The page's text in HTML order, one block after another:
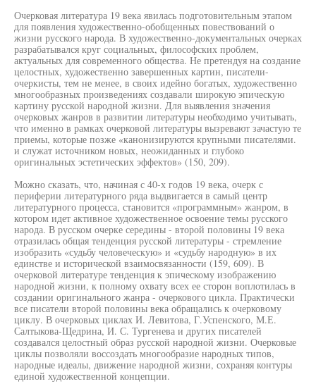
Очерковая литература 19 века явилась подготовительным этапом
для появления художественно-обобщенных повествований о
жизни русского народа. В художественно-документальных очерках
разрабатывался круг социальных, философских проблем,
актуальных для современного общества. Не претендуя на создание
целостных, художественно завершенных картин, писатели-
очеркисты, тем не менее, в своих идейно богатых, художественно
многообразных произведениях создавали широкую эпическую
картину русской народной жизни. Для выявления значения
очерковых жанров в развитии литературы необходимо учитывать,
что именно в рамках очерковой литературы вызревают зачастую те
приемы, которые позже «канонизируются крупными писателями.
и служат источником новых, неожиданных и глубоко
оригинальных эстетических эффектов» (150, 209).
Можно сказать, что, начиная с 40-х годов 19 века, очерк с
периферии литературного ряда выдвигается в самый центр
литературного процесса, становится «программным» жанром, в
котором идет активное художественное освоение темы русского
народа. В русском очерке середины - второй половины 19 века
отразилась общая тенденция русской литературы - стремление
изобразить «судьбу человеческую» и «судьбу народную» в их
единстве и исторической взаимосвязанности (159, 609). В
очерковой литературе тенденция к эпическому изображению
народной жизни, к полному охвату всех ее сторон воплотилась в
создании оригинального жанра - очеркового цикла. Практически
все писатели второй половины века обращались к очерковому
циклу. В очерковых циклах И. Левитова, Г.Успенского, М.Е.
Салтыкова-Щедрина, И. С. Тургенева и других писателей
создавался целостный образ русской народной жизни. Очерковые
циклы позволяли воссоздать многообразие народных типов,
народные идеалы, движение народной жизни, сохраняя контуры
единой художественной концепции.